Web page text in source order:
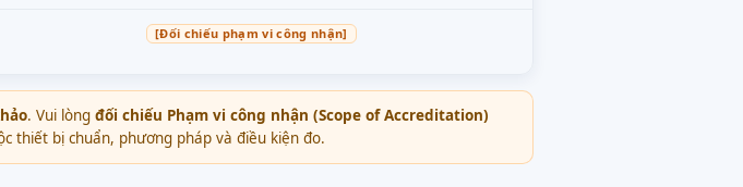
[Đối chiếu phạm vi công nhận]
. Vui lòngđối chiếu Phạm vi công nhận (Scope of Accreditation)
thiết bị chuẩn, phương pháp và điều kiện đo.